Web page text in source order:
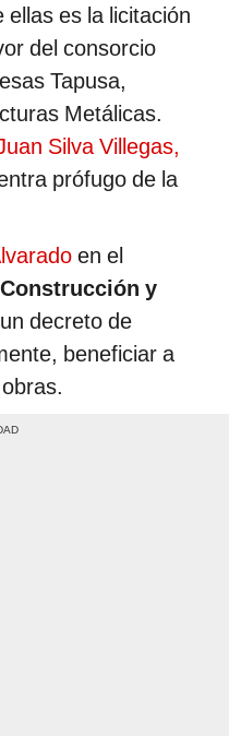
es la licitación
del consorcio
Tapusa,
Metálicas.
Silva Villegas,
prófugo de la
en el
y
decreto de
beneficiar a